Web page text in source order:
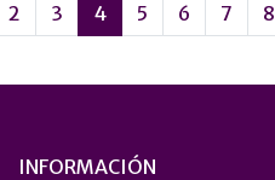
2 3 4 5 6 7 8
INFORMACIÓN